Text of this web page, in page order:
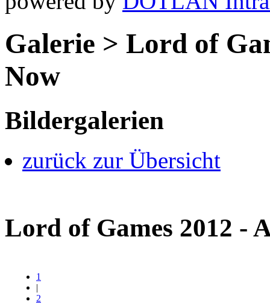
Galerie > Lord of
Now
Bildergalerien
zurück zur Übersicht
Lord of Games 2012 -
1
|
2